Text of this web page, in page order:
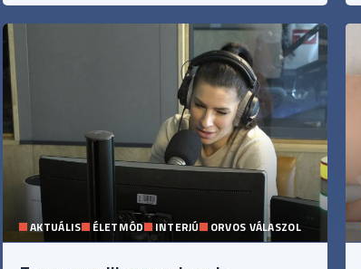
AKTUÁLIS ÉLETMÓD INTERJÚ ORVOS VÁLASZOL